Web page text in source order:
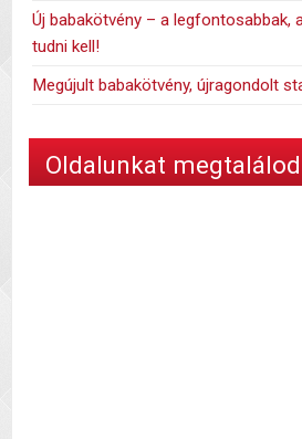
Új babakötvény – a legfontosabbak,
tudni kell!
Megújult babakötvény, újragondolt
Oldalunkat